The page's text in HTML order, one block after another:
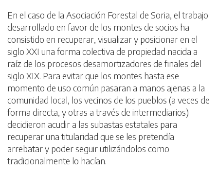
En el caso de la Asociación Forestal de Soria, el trabajo
desarrollado en favor de los montes de socios ha
consistido en recuperar, visualizar y posicionar en el
siglo XXI una forma colectiva de propiedad nacida a
raíz de los procesos desamortizadores de finales del
siglo XIX. Para evitar que los montes hasta ese
momento de uso común pasaran a manos ajenas a la
comunidad local, los vecinos de los pueblos (a veces de
forma directa, y otras a través de intermediarios)
decidieron acudir a las subastas estatales para
recuperar una titularidad que se les pretendía
arrebatar y poder seguir utilizándolos como
tradicionalmente lo hacían.